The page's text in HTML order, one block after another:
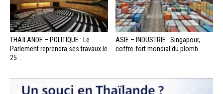
THAÏLANDE – POLITIQUE : Le
Parlement reprendra ses travaux le
25...
ASIE – INDUSTRIE : Singapour,
coffre-fort mondial du plomb